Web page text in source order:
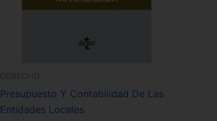
DERECHO
Presupuesto Y Contabilidad De Las
Entidades Locales